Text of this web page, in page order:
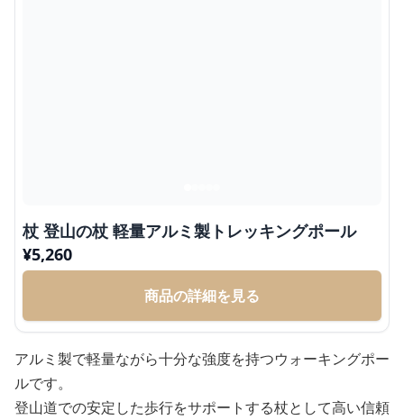
杖 登山の杖 軽量アルミ製トレッキングポール
¥5,260
商品の詳細を見る
アルミ製で軽量ながら十分な強度を持つウォーキングポー
ルです。
登山道での安定した歩行をサポートする杖として高い信頼